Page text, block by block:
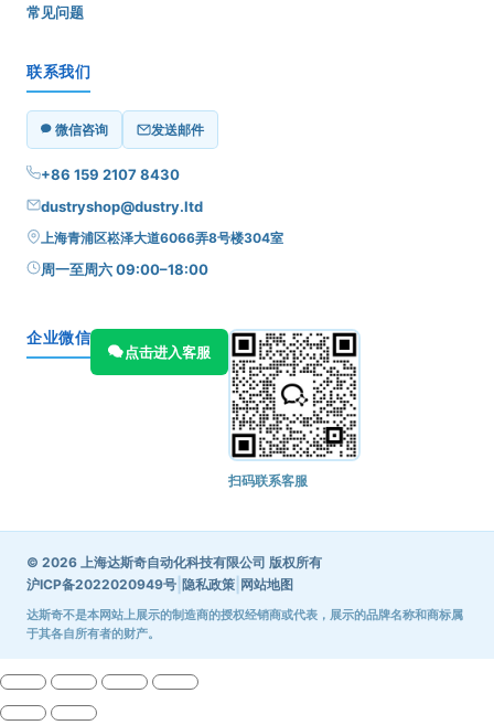
常见问题
联系我们
微信咨询 发送邮件
+86 159 2107 8430
dustryshop@dustry.ltd
上海青浦区崧泽大道6066弄8号楼304室
周一至周六 09:00–18:00
企业微信
点击进入客服
扫码联系客服
© 2026 上海达斯奇自动化科技有限公司 版权所有
沪ICP备2022020949号 隐私政策 网站地图
达斯奇不是本网站上展示的制造商的授权经销商或代表，展示的品牌名称和商标属
于其各自所有者的财产。